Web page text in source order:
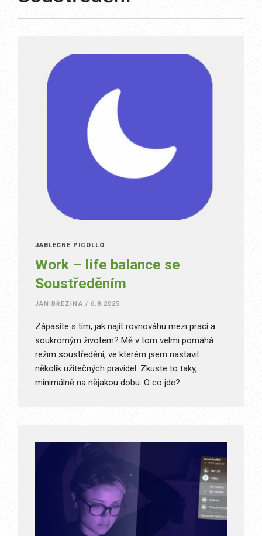
JABLEČNÉ PICOLLO
Work – life balance se
Soustředěním
JAN BŘEZINA / 6.8.2025
Zápasíte s tím, jak najít rovnováhu mezi prací a
soukromým životem? Mě v tom velmi pomáhá
režim soustředění, ve kterém jsem nastavil
několik užitečných pravidel. Zkuste to taky,
minimálně na nějakou dobu. O co jde?